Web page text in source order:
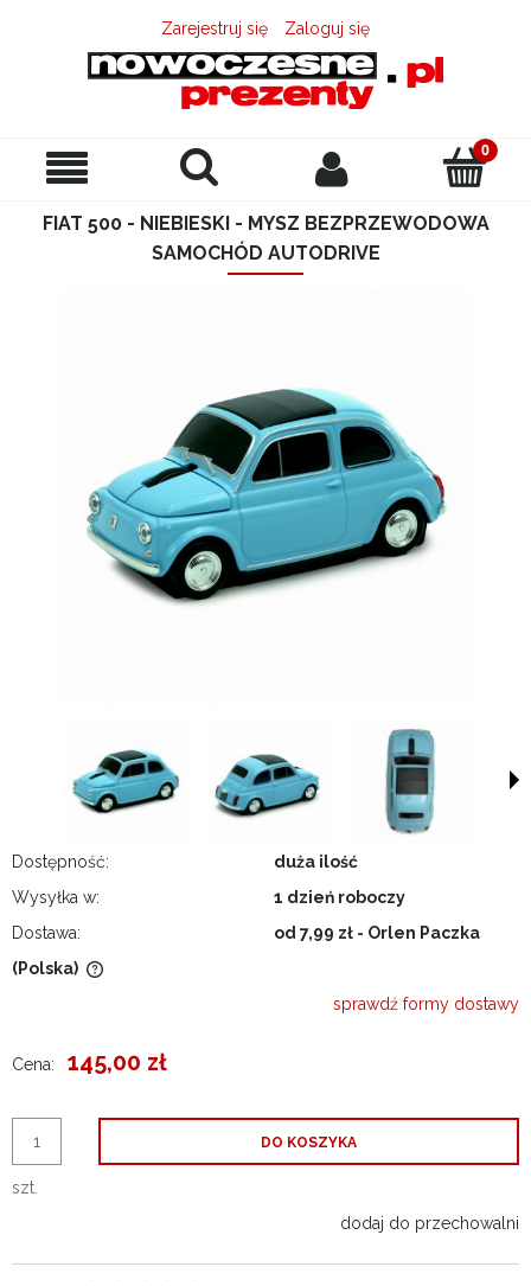
Zarejestruj się Zaloguj się
FIAT 500 - NIEBIESKI - MYSZ BEZPRZEWODOWA
SAMOCHÓD AUTODRIVE
Dostępność:
duża ilość
Wysyłka w:
1 dzień roboczy
Dostawa:
od 7,99 zł - Orlen Paczka
(Polska)
sprawdź formy dostawy
Cena: 145,00 zł
szt.
DO KOSZYKA
dodaj do przechowalni